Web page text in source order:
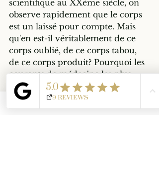
scientifique au XXème siècle, on
observe rapidement que le corps
est un laissé pour compte. Mais
qu'en est-il véritablement de ce
corps oublié, de ce corps tabou,
de ce corps produit? Pourquoi les
courants de médecine les plus
anciens et fondateurs
positionnent-ils alors le corps au
centre de leur lecture?